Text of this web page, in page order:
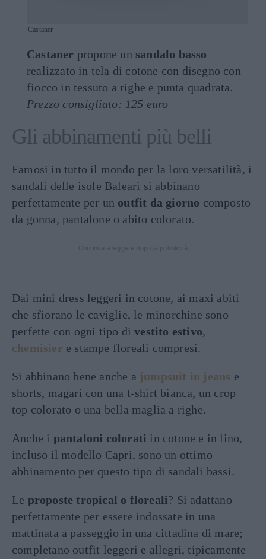
Castaner
Castaner propone un sandalo basso
realizzato in tela di cotone con disegno con
fiocco in tessuto a righe e punta quadrata.
Prezzo consigliato: 125 euro
Gli abbinamenti più belli
Famosi in tutto il mondo per la loro versatilità, i
sandali delle isole Baleari si abbinano
perfettamente per un outfit da giorno composto
da gonna, pantalone o abito colorato.
Dai mini dress leggeri in cotone, ai maxi abiti
che sfiorano le caviglie, le minorchine sono
perfette con ogni tipo divestito estivo,
chemisier e stampe floreali compresi.
Si abbinano bene anche a jumpsuit in jeans e
shorts, magari con una t-shirt bianca, un crop
top colorato o una bella maglia a righe.
Anche i pantaloni colorati in cotone e in lino,
incluso il modello Capri, sono un ottimo
abbinamento per questo tipo di sandali bassi.
Le proposte tropical o floreali? Si adattano
perfettamente per essere indossate in una
mattinata a passeggio in una cittadina di mare;
completano outfit leggeri e allegri, tipicamente